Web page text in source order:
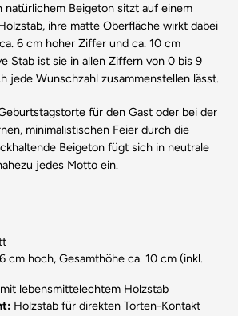
natürlichem Beigeton sitzt auf einem
ihre matte Oberfläche wirkt dabei
6 cm hoher Ziffer und ca. 10 cm
Stab ist sie in allen Ziffern von 0 bis 9
jede Wunschzahl zusammenstellen lässt.
für den Gast oder bei der
minimalistischen Feier durch die
Beigeton fügt sich in neutrale
jedes Motto ein.
cm hoch, Gesamthöhe ca. 10 cm (inkl.
lebensmittelechtem Holzstab
Holzstab für direkten Torten-Kontakt